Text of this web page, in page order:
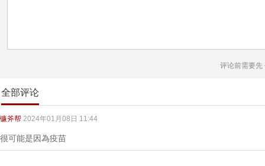
评论前需要先
全部评论
镰斧帮 2024年01月08日 11:44
很可能是因為疫苗